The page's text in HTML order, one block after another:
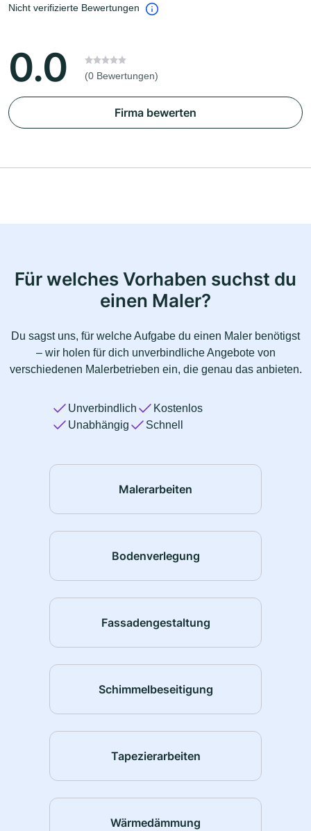
Nicht verifizierte Bewertungen
0.0 (0 Bewertungen)
Firma bewerten
Für welches Vorhaben suchst du
einen Maler?
Du sagst uns, für welche Aufgabe du einen Maler benötigst
– wir holen für dich unverbindliche Angebote von
verschiedenen Malerbetrieben ein, die genau das anbieten.
Unverbindlich
Kostenlos
Unabhängig
Schnell
Malerarbeiten
Bodenverlegung
Fassadengestaltung
Schimmelbeseitigung
Tapezierarbeiten
Wärmedämmung